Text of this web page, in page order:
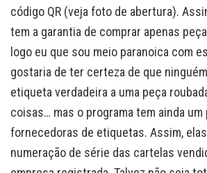
código QR (veja foto de abertura).
tem a garantia de comprar apenas
logo eu que sou meio paranoica com
gostaria de ter certeza de que
etiqueta verdadeira a uma peça
coisas… mas o programa tem ainda um
fornecedoras de etiquetas. Assim,
numeração de série das cartelas